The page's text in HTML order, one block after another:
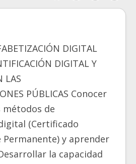
DIGITAL
DIGITAL Y
LAS
PÚBLICAS Conocer
de
(Certificado
Permanente) y aprender
la capacidad